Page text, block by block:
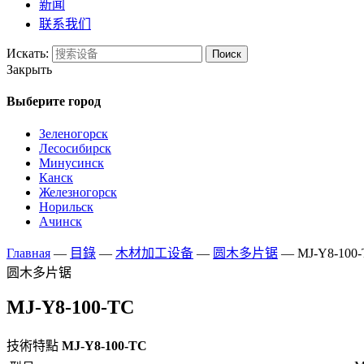
新闻
联系我们
Искать: Поиск
Закрыть
Выберите город
Зеленогорск
Лесосибирск
Минусинск
Канск
Железногорск
Норильск
Ачинск
Главная — 目錄 — 木材加工设备 — 圆木多片锯 — MJ-Y8-
圆木多片锯
MJ-Y8-100-ТС
技術特點 MJ-Y8-100-ТС